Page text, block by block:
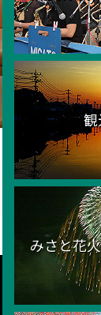
観
みさと花